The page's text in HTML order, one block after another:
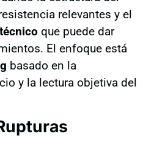
relevantes y el
que puede dar
El enfoque está
basado en la
y la lectura objetiva del